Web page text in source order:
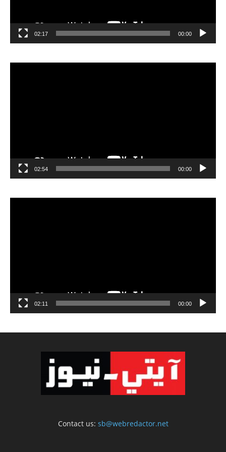
00:00
02:17
00:00
02:54
00:00
02:11
Contact us: sb@webredactor.net